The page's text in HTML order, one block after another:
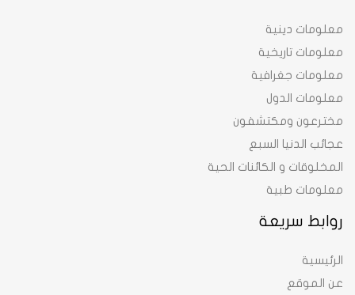
روابط سريعة
الرئيسية
عن الموقع
معلومات دينية
معلومات تاريخية
معلومات جغرافية
معلومات الدول
مخترعون ومكتشفون
عجائب الدنيا السبع
المخلوقات و الكائنات الحية
معلومات طبية